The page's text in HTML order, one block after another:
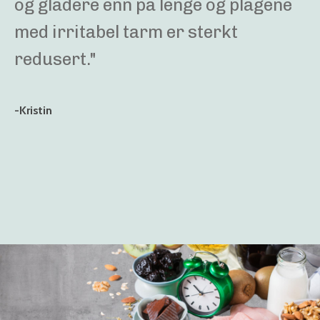
og gladere enn på lenge og plagene
med irritabel tarm er sterkt
redusert."
-Kristin